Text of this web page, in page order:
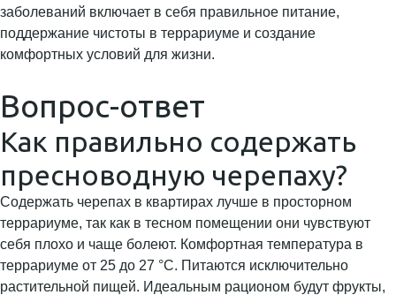
заболеваний включает в себя правильное питание,
поддержание чистоты в террариуме и создание
комфортных условий для жизни.
Вопрос-ответ
Как правильно содержать
пресноводную черепаху?
Содержать черепах в квартирах лучше в просторном
террариуме, так как в тесном помещении они чувствуют
себя плохо и чаще болеют. Комфортная температура в
террариуме от 25 до 27 °C. Питаются исключительно
растительной пищей. Идеальным рационом будут фрукты,